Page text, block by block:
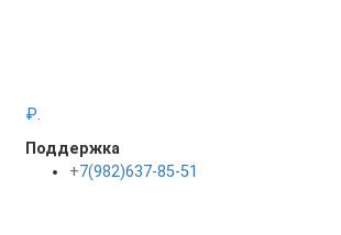
₽.
Поддержка
+7(982)637-85-51